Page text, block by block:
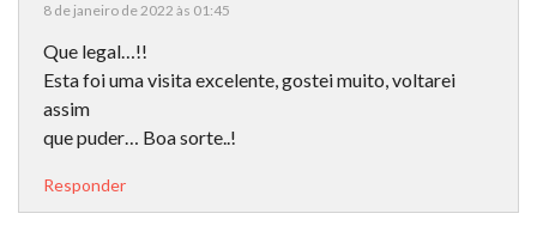
8 de janeiro de 2022 às 01:45
Que legal…!!
Esta foi uma visita excelente, gostei muito, voltarei
assim
que puder… Boa sorte..!
Responder